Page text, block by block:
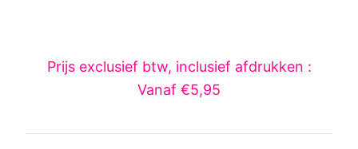
Prijs exclusief btw, inclusief afdrukken :
Vanaf €5,95